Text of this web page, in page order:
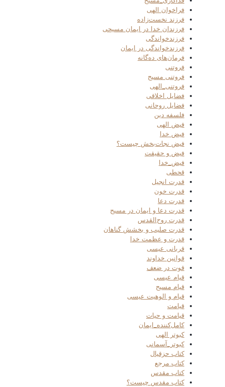
فراخوان الهی
فرزند نخست‌زاده
فرزندان خدا در ایمان مسیحی
فرزندخواندگی
فرزندخواندگی در ایمان
فرمان‌های ده‌گانه
فروتنی
فروتنی مسیح
فروتنی_الهی
فضایل اخلاقی
فضایل روحانی
فلسفه دین
فیض الهی
فیض خدا
فیض نجات‌بخش چیست؟
فیض و حقیقت
فیض_خدا
قحطی
قدرت انجیل
قدرت خون
قدرت دعا
قدرت دعا و ایمان در مسیح
قدرت روح‌القدس
قدرت صلیب و بخشش گناهان
قدرت و عظمت خدا
قربانی عیسی
قوانین خداوند
قوت در ضعف
قیام عیسی
قیام مسیح
قیام و الوهیت عیسی
قیامت
قیامت و حیات
کامل‌کننده_ایمان
کبوتر الهی
کبوتر_آسمانی
کتاب حزقیال
کتاب مرجع
کتاب مقدس
کتاب مقدس چیست؟